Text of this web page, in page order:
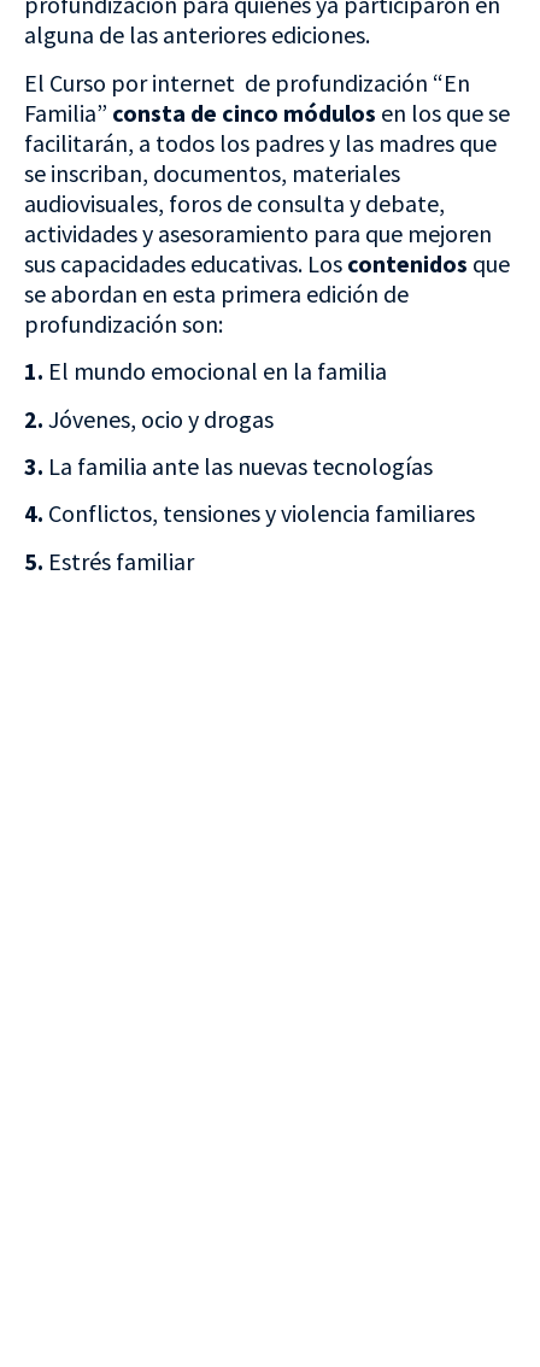
alguna de las anteriores ediciones.
El Curso por internet de profundización “En
Familia” consta de cinco módulos en los que se
facilitarán, a todos los padres y las madres que
se inscriban, documentos, materiales
audiovisuales, foros de consulta y debate,
actividades y asesoramiento para que mejoren
sus capacidades educativas. Los contenidos que
se abordan en esta primera edición de
profundización son:
1. El mundo emocional en la familia
2. Jóvenes, ocio y drogas
3. La familia ante las nuevas tecnologías
4. Conflictos, tensiones y violencia familiares
5. Estrés familiar